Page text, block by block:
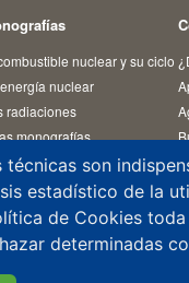
nuclear y su ciclo
nuclear
radiaciones
monografías
radiactivos
de interés
son
estadístico de la
de Cookies
determinadas